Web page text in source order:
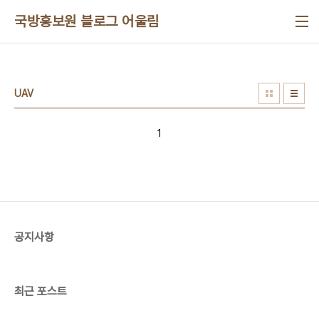
국방홍보원 블로그 어울림
UAV
1
공지사항
최근 포스트